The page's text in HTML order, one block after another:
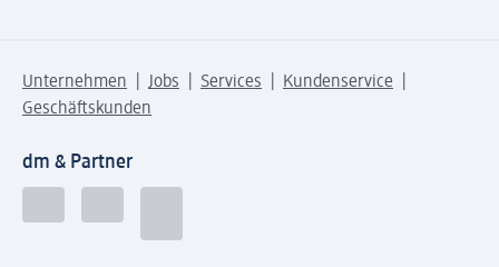
Unternehmen Jobs Services
Kundenservice
Geschäftskunden
dm & Partner